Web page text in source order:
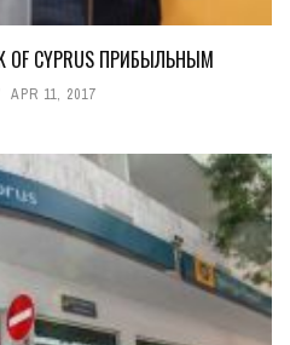
OF CYPRUS ПРИБЫЛЬНЫМ
APR 11, 2017